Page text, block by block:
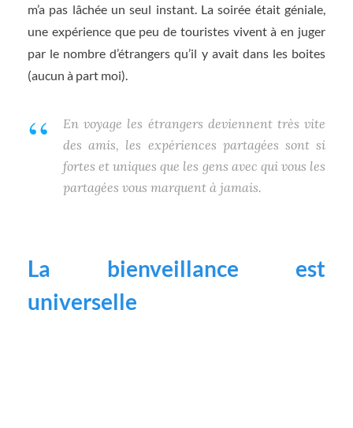
m’a pas lâchée un seul instant. La soirée était géniale,
une expérience que peu de touristes vivent à en juger
par le nombre d’étrangers qu’il y avait dans les boites
(aucun à part moi).
En voyage les étrangers deviennent très vite
des amis, les expériences partagées sont si
fortes et uniques que les gens avec qui vous les
partagées vous marquent à jamais.
La bienveillance est
universelle